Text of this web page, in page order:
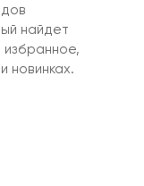
найдет
новинках.